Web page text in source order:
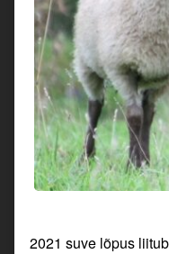
2021 suve lõpus